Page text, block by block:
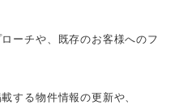
ーチや、既存のお客様へのフ
する物件情報の更新や、